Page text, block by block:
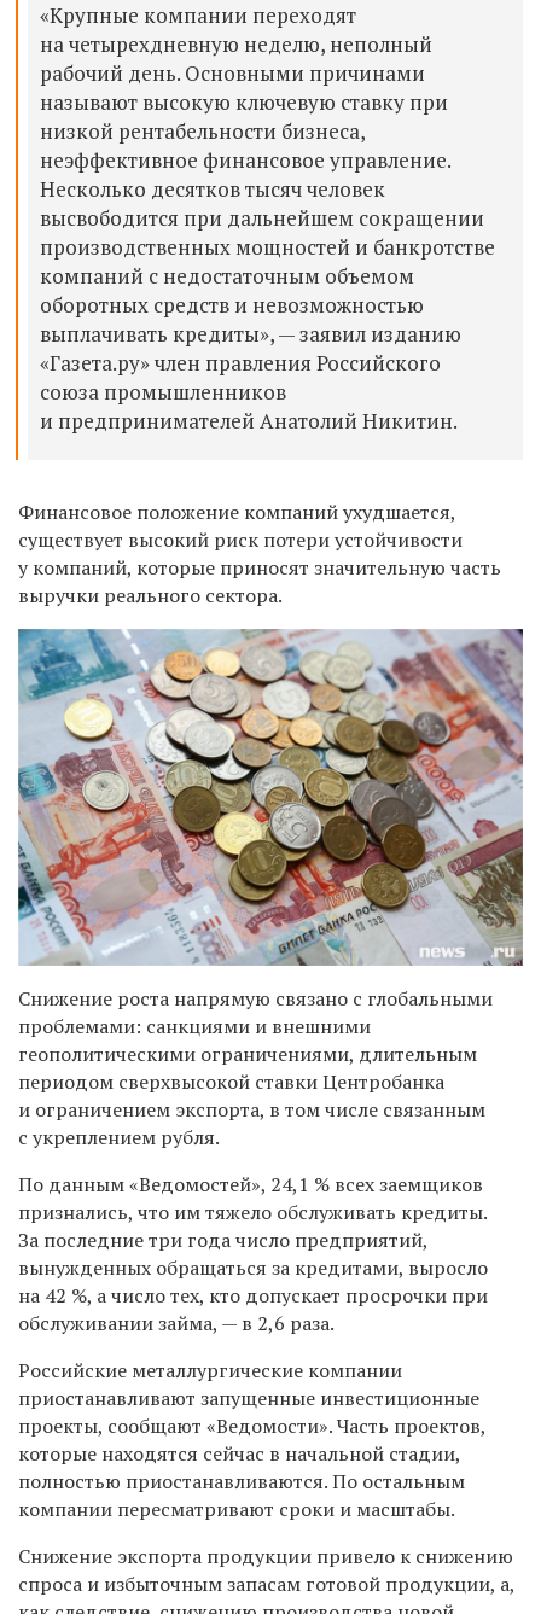
«Крупные компании переходят
на четырехдневную неделю, неполный
рабочий день. Основными причинами
называют высокую ключевую ставку при
низкой рентабельности бизнеса,
неэффективное финансовое управление.
Несколько десятков тысяч человек
высвободится при дальнейшем сокращении
производственных мощностей и банкротстве
компаний с недостаточным объемом
оборотных средств и невозможностью
выплачивать кредиты», — заявил изданию
«Газета.ру» член правления Российского
союза промышленников
и предпринимателей Анатолий Никитин.
Финансовое положение компаний ухудшается,
существует высокий риск потери устойчивости
у компаний, которые приносят значительную часть
выручки реального сектора.
Снижение роста напрямую связано с глобальными
проблемами: санкциями и внешними
геополитическими ограничениями, длительным
периодом сверхвысокой ставки Центробанка
и ограничением экспорта, в том числе связанным
с укреплением рубля.
По данным «Ведомостей», 24,1 % всех заемщиков
признались, что им тяжело обслуживать кредиты.
За последние три года число предприятий,
вынужденных обращаться за кредитами, выросло
на 42 %, а число тех, кто допускает просрочки при
обслуживании займа, — в 2,6 раза.
Российские металлургические компании
приостанавливают запущенные инвестиционные
проекты, сообщают «Ведомости». Часть проектов,
которые находятся сейчас в начальной стадии,
полностью приостанавливаются. По остальным
компании пересматривают сроки и масштабы.
Снижение экспорта продукции привело к снижению
спроса и избыточным запасам готовой продукции, а,